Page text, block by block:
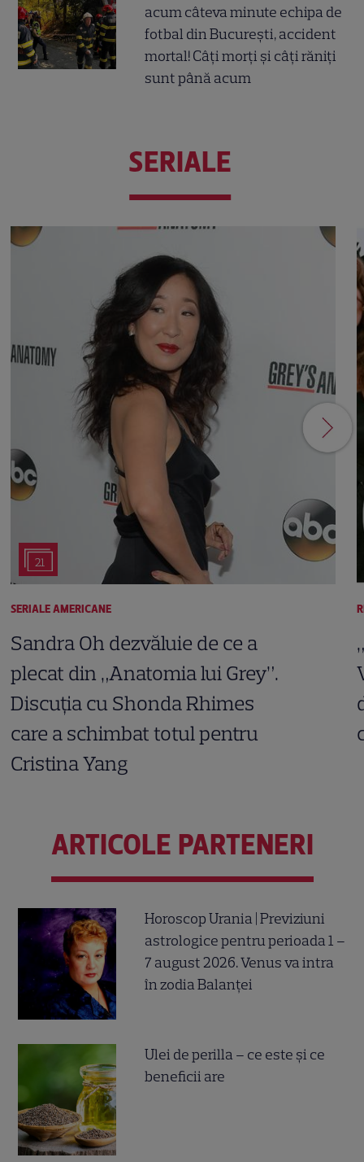
acum câteva minute echipa de
fotbal din București, accident
mortal! Câți morți și câți răniți
sunt până acum
SERIALE
21
SERIALE AMERICANE
Sandra Oh dezvăluie de ce a
plecat din „Anatomia lui Grey”.
Discuția cu Shonda Rhimes
care a schimbat totul pentru
Cristina Yang
ARTICOLE PARTENERI
Horoscop Urania | Previziuni
astrologice pentru perioada 1 –
7 august 2026. Venus va intra
în zodia Balanței
Ulei de perilla – ce este și ce
beneficii are